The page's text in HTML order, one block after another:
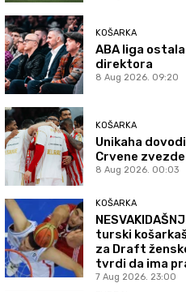
KOŠARKA
ABA liga
direktora
8 Aug 2026. 09:20
KOŠARKA
Unikaha
Crvene
8 Aug 2026. 00:03
KOŠARKA
turski
za Draft
tvrdi da ima
7 Aug 2026. 23:00